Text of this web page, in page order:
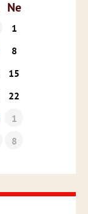
Ne
1
8
15
22
1
8